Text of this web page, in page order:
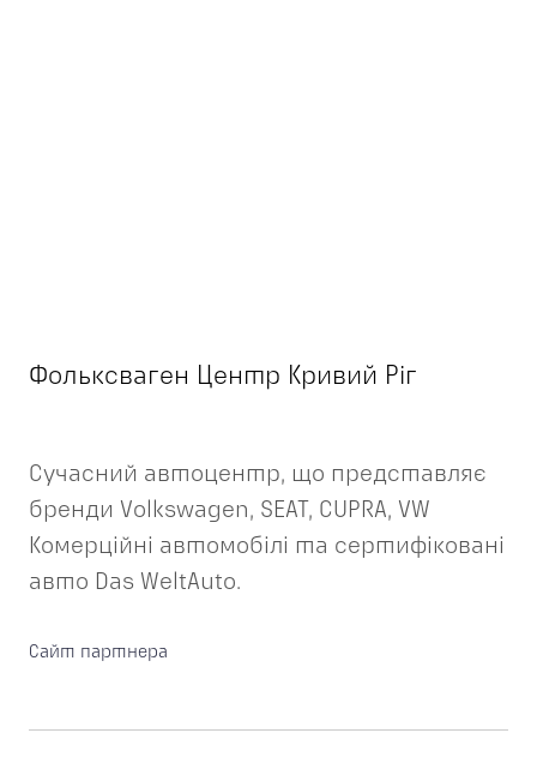
Фольксваген Центр Кривий Ріг
Сучасний автоцентр, що представляє
бренди Volkswagen, SEAT, CUPRA, VW
Комерційні автомобілі та сертифіковані
авто Das WeltAuto.
Сайт партнера